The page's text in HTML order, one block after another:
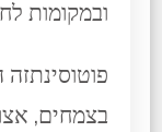
ובמקומות
בצמחים,